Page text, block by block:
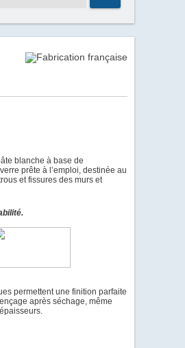
blanche à base de
prête à l’emploi, destinée au
et fissures des murs et
permettent une finition parfaite
après séchage, même